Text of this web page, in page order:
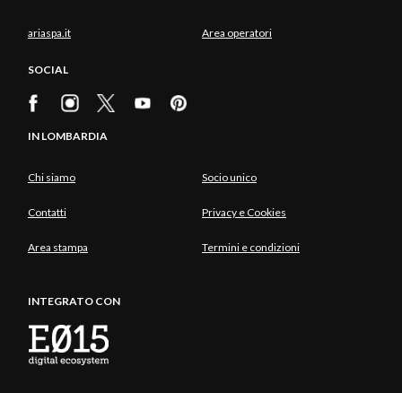
ariaspa.it Area operatori
SOCIAL
IN LOMBARDIA
Chi siamo Socio unico
Contatti Privacy e Cookies
Area stampa Termini e condizioni
INTEGRATO CON